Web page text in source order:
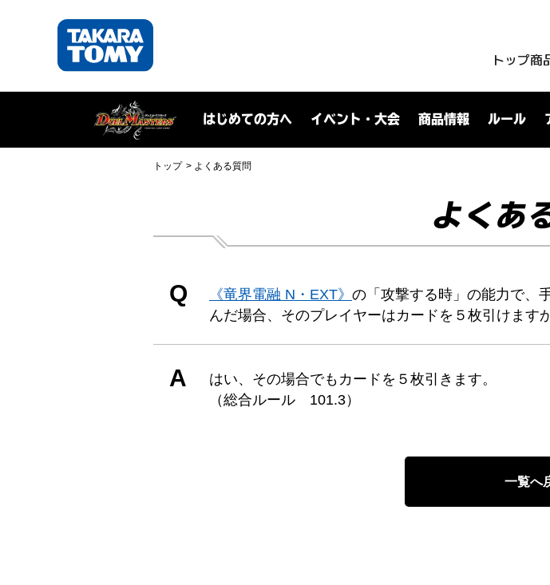
トップ商
はじめての方へ イベント・大会 商品情報 ルール
トップ よくある質問
よくあ
Q 《竜界電融 N・EXT》 の「攻撃する時」の能力で、
んだ場合、そのプレイヤーはカードを５枚引けます
A
はい、その場合でもカードを５枚引きます。
（総合ルール 101.3）
一覧へ